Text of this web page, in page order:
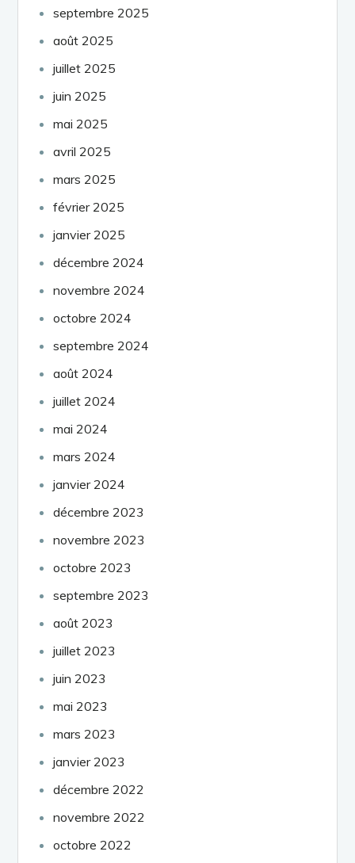
septembre 2025
août 2025
juillet 2025
juin 2025
mai 2025
avril 2025
mars 2025
février 2025
janvier 2025
décembre 2024
novembre 2024
octobre 2024
septembre 2024
août 2024
juillet 2024
mai 2024
mars 2024
janvier 2024
décembre 2023
novembre 2023
octobre 2023
septembre 2023
août 2023
juillet 2023
juin 2023
mai 2023
mars 2023
janvier 2023
décembre 2022
novembre 2022
octobre 2022